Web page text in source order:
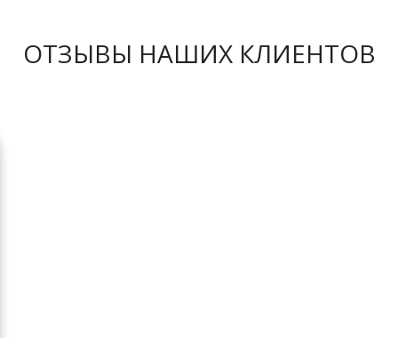
ОТЗЫВЫ НАШИХ КЛИЕНТОВ